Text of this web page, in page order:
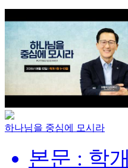
하나님을 중심에 모시라
본문 : 학